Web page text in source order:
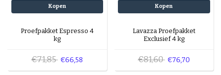
Kopen
Proefpakket Espresso 4
kg
€71,85 €66,58
Kopen
Lavazza Proefpakket
Exclusief 4 kg
€81,60 €76,70